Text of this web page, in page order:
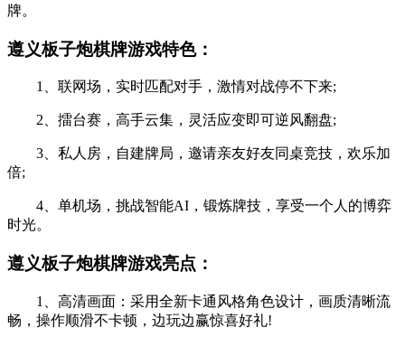
牌。
遵义板子炮棋牌游戏特色：
1、联网场，实时匹配对手，激情对战停不下来;
2、擂台赛，高手云集，灵活应变即可逆风翻盘;
3、私人房，自建牌局，邀请亲友好友同桌竞技，欢乐加
倍;
4、单机场，挑战智能AI，锻炼牌技，享受一个人的博弈
时光。
遵义板子炮棋牌游戏亮点：
1、高清画面：采用全新卡通风格角色设计，画质清晰流
畅，操作顺滑不卡顿，边玩边赢惊喜好礼!